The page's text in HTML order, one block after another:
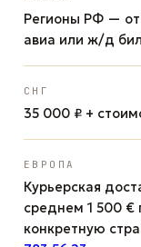
Регионы РФ —
авиа или ж/д
СНГ
35 000 ₽ +
ЕВРОПА
Курьерская
среднем 1 500 €
конкретную